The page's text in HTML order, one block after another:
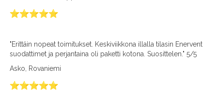
"Erittäin nopeat toimitukset. Keskiviikkona illalla tilasin Enervent
suodattimet ja perjantaina oli paketti kotona. Suosittelen." 5/5
Asko, Rovaniemi